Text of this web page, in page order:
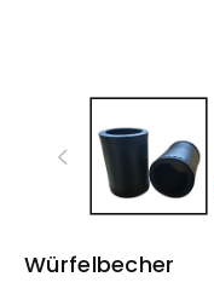
Würfelbecher